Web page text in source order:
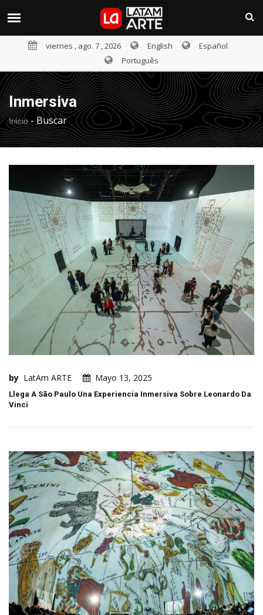
viernes , ago. 7 , 2026 English
Español
Português
Inmersiva
Inicio-Buscar
by LatAm ARTE Mayo 13, 2025
Llega A São Paulo Una Experiencia Inmersiva Sobre Leonardo Da
Vinci